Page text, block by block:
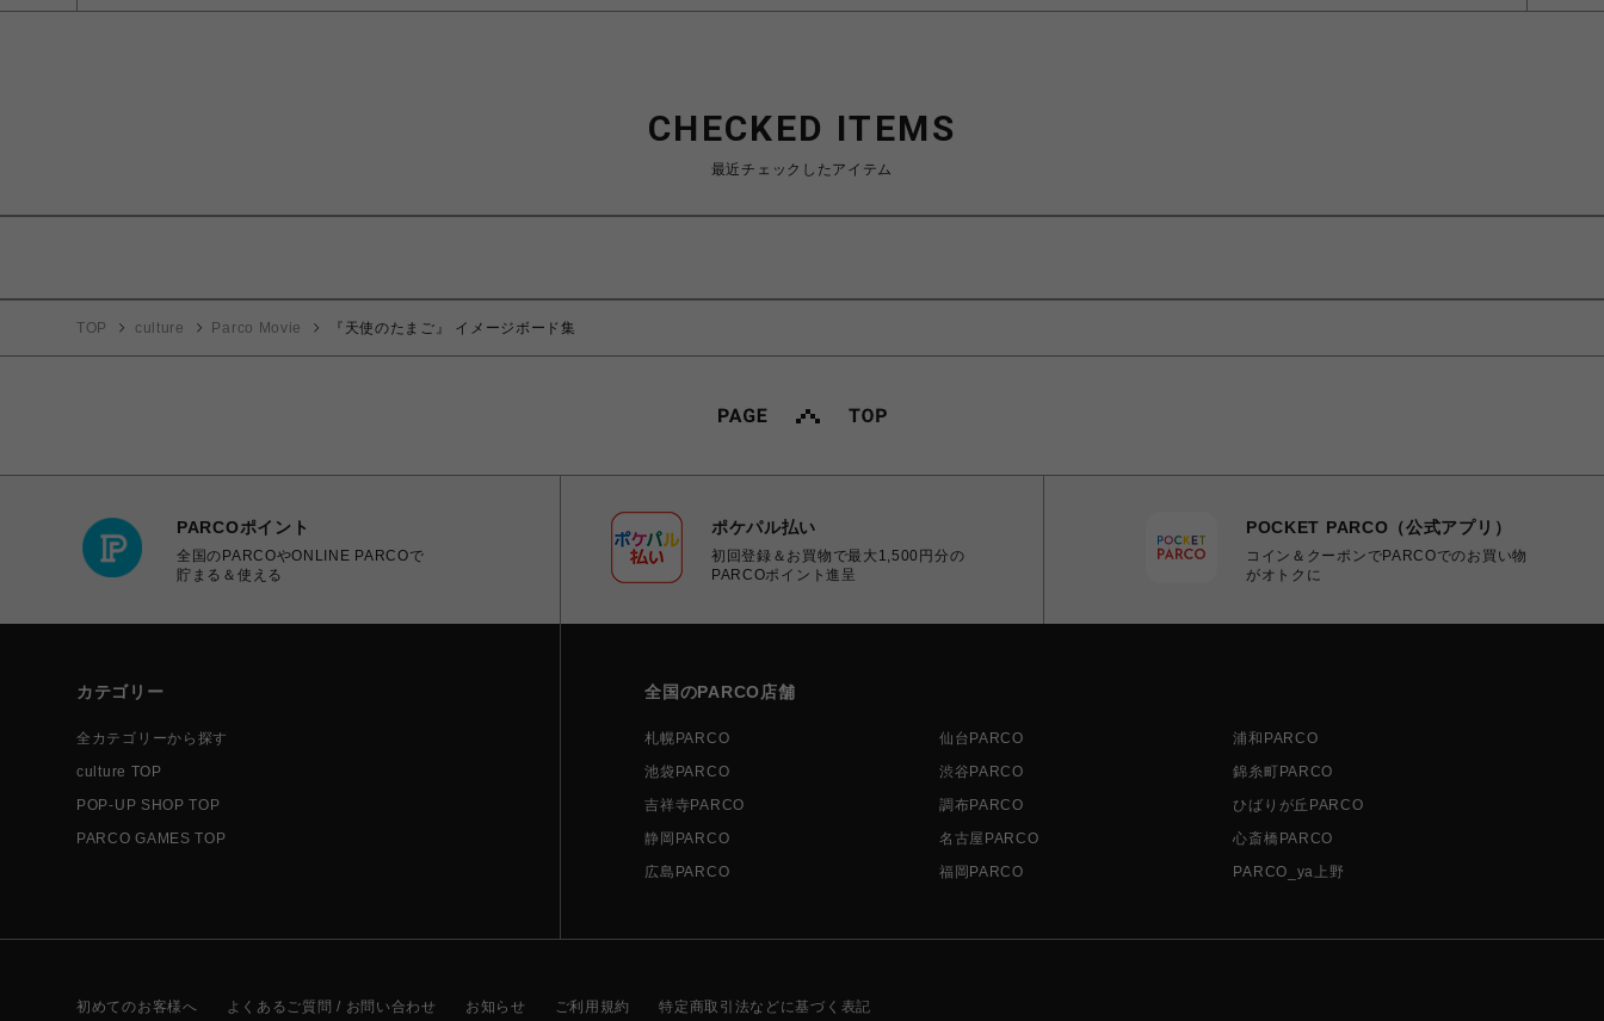
CHECKED ITEMS
最近チェックしたアイテム
TOP culture Parco Movie 『天使のたまご』 イメージボード集
PARCOポイント
全国のPARCOやONLINE PARCOで
貯まる＆使える
ポケパル払い
初回登録＆お買物で最大1,500円分の
PARCOポイント進呈
POCKET PARCO（公式アプリ）
コイン＆クーポンでPARCOでのお買い物
がオトクに
カテゴリー
全カテゴリーから探す
culture TOP
POP-UP SHOP TOP
PARCO GAMES TOP
全国のPARCO店舗
札幌PARCO 仙台PARCO
浦和PARCO
池袋PARCO
渋谷PARCO
錦糸町PARCO
吉祥寺PARCO
調布PARCO
ひばりが丘PARCO
静岡PARCO
名古屋PARCO
心斎橋PARCO
広島PARCO
福岡PARCO PARCO_ya上野
初めてのお客様へ よくあるご質問 / お問い合わせ お知らせ ご利用規約 特定商取引法などに基づく表記